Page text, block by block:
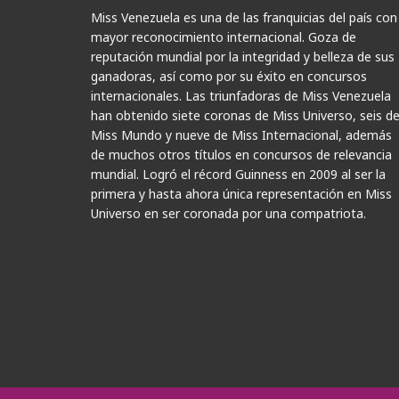
Miss Venezuela es una de las franquicias del país con
mayor reconocimiento internacional. Goza de
reputación mundial por la integridad y belleza de sus
ganadoras, así como por su éxito en concursos
internacionales. Las triunfadoras de Miss Venezuela
han obtenido siete coronas de Miss Universo, seis de
Miss Mundo y nueve de Miss Internacional, además
de muchos otros títulos en concursos de relevancia
mundial. Logró el récord Guinness en 2009 al ser la
primera y hasta ahora única representación en Miss
Universo en ser coronada por una compatriota.